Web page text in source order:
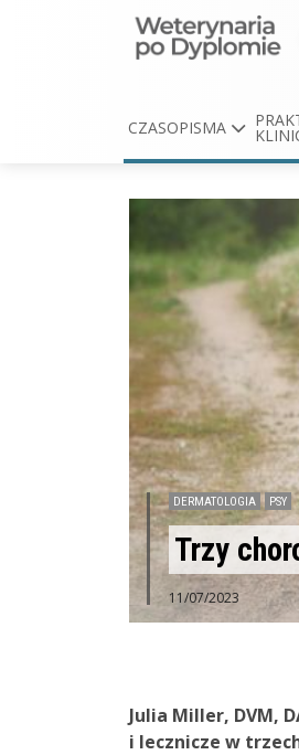
CZASOPISMA
DERMATOLOGIA PSY
Trzy
11/07/2023
Julia Miller, DVM,
i lecznicze w